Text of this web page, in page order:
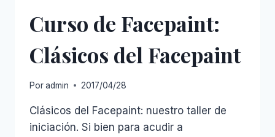
Curso de Facepaint:
Clásicos del Facepaint
Poradmin 2017/04/28
Clásicos del Facepaint: nuestro taller de
iniciación. Si bien para acudir a